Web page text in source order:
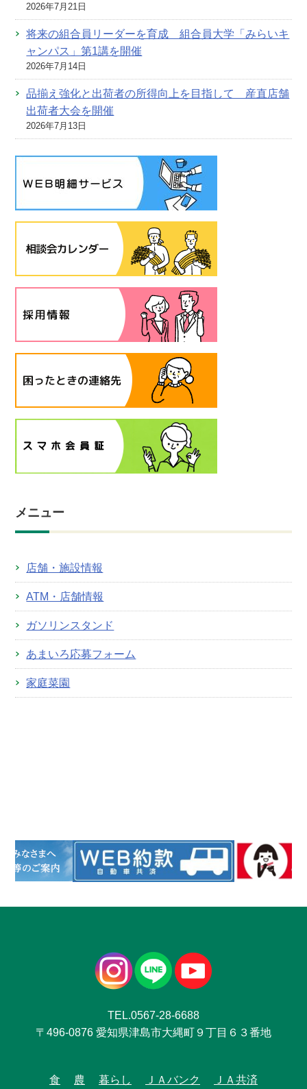
2026年7月21日
将来の組合員リーダーを育成 組合員大学「みらいキ
ャンパス」第1講を開催
2026年7月14日
品揃え強化と出荷者の所得向上を目指して 産直店舗
出荷者大会を開催
2026年7月13日
メニュー
店舗・施設情報
ATM・店舗情報
ガソリンスタンド
あまいろ応募フォーム
家庭菜園
TEL.0567-28-6688
〒496-0876 愛知県津島市大縄町９丁目６３番地
食 農 暮らし ＪＡバンク ＪＡ共済